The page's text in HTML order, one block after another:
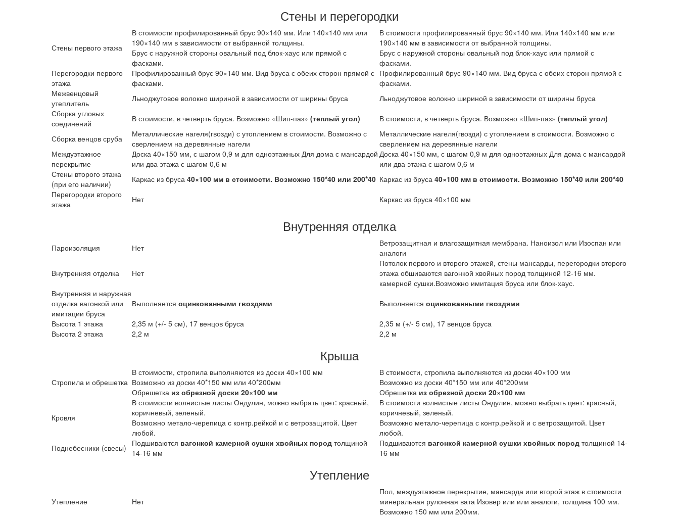
Стены и перегородки
Стены первого этажа
В стоимости профилированный брус 90×140 мм. Или 140×140 мм или
190×140 мм в зависимости от выбранной толщины.
Брус с наружной стороны овальный под блок-хаус или прямой с
фасками.
В стоимости профилированный брус 90×140 мм. Или 140×140 мм или
190×140 мм в зависимости от выбранной толщины.
Брус с наружной стороны овальный под блок-хаус или прямой с
фасками.
Перегородки первого
этажа
Профилированный брус 90×140 мм. Вид бруса с обеих сторон прямой с
фасками.
Профилированный брус 90×140 мм. Вид бруса с обеих сторон прямой с
фасками.
Межвенцовый
утеплитель
Льноджутовое волокно шириной в зависимости от ширины бруса
Льноджутовое волокно шириной в зависимости от ширины бруса
Сборка угловых
соединений
В стоимости, в четверть бруса. Возможно «Шип-паз» (теплый угол) В стоимости, в четверть бруса. Возможно «Шип-паз» (теплый угол)
Сборка венцов сруба
Металлические нагеля(гвозди) с утоплением в стоимости. Возможно с
сверлением на деревянные нагели
Металлические нагеля(гвозди) с утоплением в стоимости. Возможно с
сверлением на деревянные нагели
Междуэтажное
перекрытие
Доска 40×150 мм, с шагом 0,9 м для одноэтажных Для дома с мансардой
или два этажа с шагом 0,6 м
Доска 40×150 мм, с шагом 0,9 м для одноэтажных Для дома с мансардой
или два этажа с шагом 0,6 м
Стены второго этажа
(при его наличии)
Каркас из бруса 40×100 мм в стоимости. Возможно 150*40 или 200*40 Каркас из бруса 40×100 мм в стоимости. Возможно 150*40 или 200*40
Перегородки второго
этажа
Нет Каркас из бруса 40×100 мм
Внутренняя отделка
Пароизоляция Нет
Ветрозащитная и влагозащитная мембрана. Наноизол или Изоспан или
аналоги
Внутренняя отделка
Нет
Потолок первого и второго этажей, стены мансарды, перегородки второго
этажа обшиваются вагонкой хвойных пород толщиной 12-16 мм.
камерной сушки.Возможно имитация бруса или блок-хаус.
Внутренняя и наружная
отделка вагонкой или
имитации бруса
Выполняется оцинкованными гвоздями Выполняется оцинкованными гвоздями
Высота 1 этажа
2,35 м (+/- 5 см), 17 венцов бруса
2,35 м (+/- 5 см), 17 венцов бруса
Высота 2 этажа
2,2 м 2,2 м
Крыша
Стропила и обрешетка
В стоимости, стропила выполняются из доски 40×100 мм
Возможно из доски 40*150 мм или 40*200мм
Обрешетка из обрезной доски 20×100 мм
В стоимости, стропила выполняются из доски 40×100 мм
Возможно из доски 40*150 мм или 40*200мм
Обрешетка из обрезной доски 20×100 мм
Кровля
В стоимости волнистые листы Ондулин, можно выбрать цвет: красный,
коричневый, зеленый.
Возможно метало-черепица с контр.рейкой и с ветрозащитой. Цвет
любой.
В стоимости волнистые листы Ондулин, можно выбрать цвет: красный,
коричневый, зеленый.
Возможно метало-черепица с контр.рейкой и с ветрозащитой. Цвет
любой.
Поднебесники (свесы)
Подшиваются вагонкой камерной сушки хвойных пород толщиной
14-16 мм
Подшиваются вагонкой камерной сушки хвойных пород толщиной 14-
16 мм
Утепление
Утепление Нет
Пол, междуэтажное перекрытие, мансарда или второй этаж в стоимости
минеральная рулонная вата Изовер или или аналоги, толщина 100 мм.
Возможно 150 мм или 200мм.